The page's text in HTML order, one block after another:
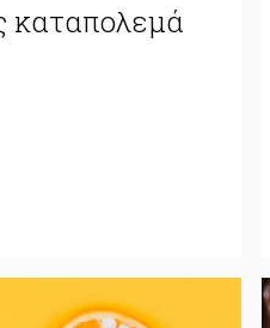
καταπολεμά